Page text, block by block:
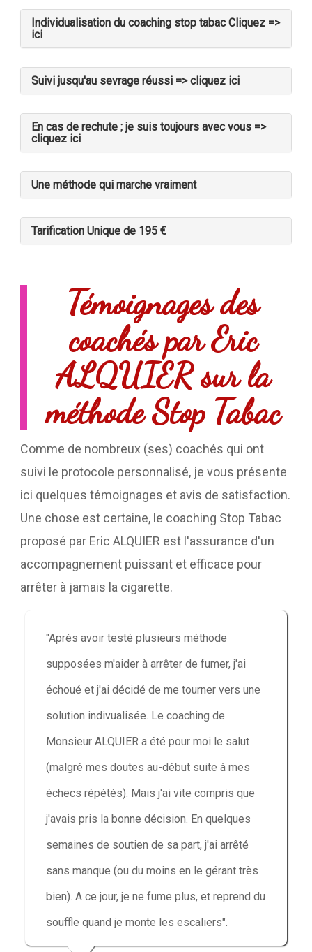
Individualisation du coaching stop tabac Cliquez =>
ici
Suivi jusqu'au sevrage réussi => cliquez ici
En cas de rechute ; je suis toujours avec vous =>
cliquez ici
Une méthode qui marche vraiment
Tarification Unique de 195 €
Témoignages des
coachés par Eric
ALQUIER sur la
méthode Stop Tabac
Comme de nombreux (ses) coachés qui ont
suivi le protocole personnalisé, je vous présente
ici quelques témoignages et avis de satisfaction.
Une chose est certaine, le coaching Stop Tabac
proposé par Eric ALQUIER est l'assurance d'un
accompagnement puissant et efficace pour
arrêter à jamais la cigarette.
"Après avoir testé plusieurs méthode
supposées m'aider à arrêter de fumer, j'ai
échoué et j'ai décidé de me tourner vers une
solution indivualisée. Le coaching de
Monsieur ALQUIER a été pour moi le salut
(malgré mes doutes au-début suite à mes
échecs répétés). Mais j'ai vite compris que
j'avais pris la bonne décision. En quelques
semaines de soutien de sa part, j'ai arrêté
sans manque (ou du moins en le gérant très
bien). A ce jour, je ne fume plus, et reprend du
souffle quand je monte les escaliers".